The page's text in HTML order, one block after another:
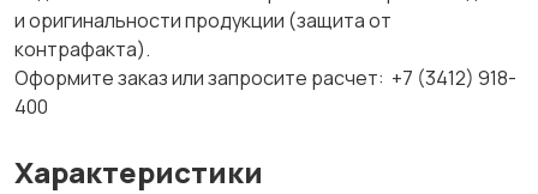
и оригинальности продукции (защита от
контрафакта).
Оформите заказ или запросите расчет: +7 (3412) 918-
400
Характеристики